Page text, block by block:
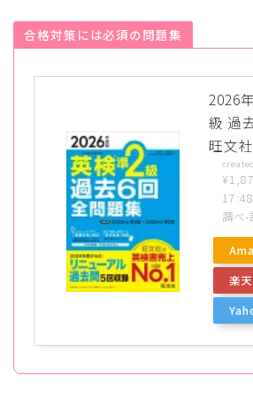
合格対策には必須の問題集
2026
級 過
旺文
調べ-
楽